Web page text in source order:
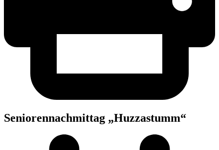
Senio­ren­nach­mit­tag „Huz­zas­tumm“